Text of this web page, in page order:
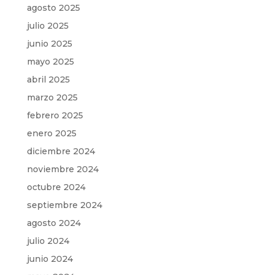
agosto 2025
julio 2025
junio 2025
mayo 2025
abril 2025
marzo 2025
febrero 2025
enero 2025
diciembre 2024
noviembre 2024
octubre 2024
septiembre 2024
agosto 2024
julio 2024
junio 2024